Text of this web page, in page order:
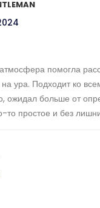
помогла
ура. Подходит ко
ожидал больше от
простое и без